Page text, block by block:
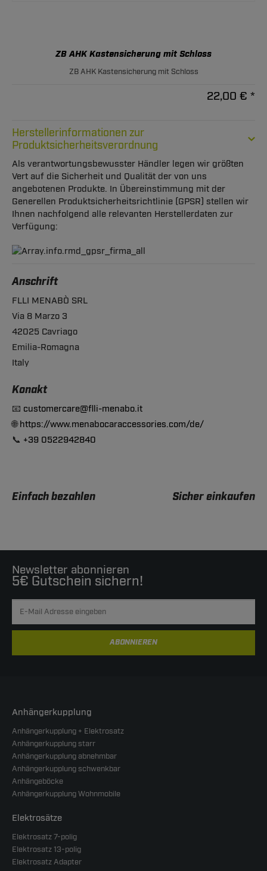
ZB AHK Kastensicherung mit Schloss
ZB AHK Kastensicherung mit Schloss
22,00 € *
Herstellerinformationen zur
Produktsicherheitsverordnung
Als verantwortungsbewusster Händler legen wir größten
Vert auf die Sicherheit und Qualität der von uns
angebotenen Produkte. In Übereinstimmung mit der
Generellen Produktsicherheitsrichtlinie (GPSR) stellen wir
Ihnen nachfolgend alle relevanten Herstellerdaten zur
Verfügung:
Anschrift
FLLI MENABÒ SRL
Via 8 Marzo 3
42025 Cavriago
Emilia-Romagna
Italy
Konakt
📧 customercare@flli-menabo.it
🌐https://www.menabocaraccessories.com/de/
📞 +39 0522942840
Einfach bezahlen Sicher einkaufen
Newsletter abonnieren
5€ Gutschein sichern!
ABONNIEREN
Anhängerkupplung
Anhängerkupplung + Elektrosatz
Anhängerkupplung starr
Anhängerkupplung abnehmbar
Anhängerkupplung schwenkbar
Anhängeböcke
Anhängerkupplung Wohnmobile
Elektrosätze
Elektrosatz 7-polig
Elektrosatz 13-polig
Elektrosatz Adapter